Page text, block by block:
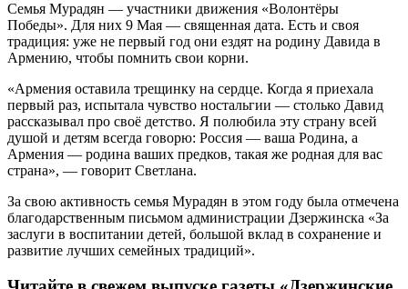
Семья Мурадян — участники движения «Волонтёры
Победы». Для них 9 Мая — священная дата. Есть и своя
традиция: уже не первый год они ездят на родину Давида в
Армению, чтобы помнить свои корни.
«Армения оставила трещинку на сердце. Когда я приехала
первый раз, испытала чувство ностальгии — столько Давид
рассказывал про своё детство. Я полюбила эту страну всей
душой и детям всегда говорю: Россия — ваша Родина, а
Армения — родина ваших предков, такая же родная для вас
страна», — говорит Светлана.
За свою активность семья Мурадян в этом году была отмечена
благодарственным письмом администрации Дзержинска «За
заслуги в воспитании детей, большой вклад в сохранение и
развитие лучших семейных традиций».